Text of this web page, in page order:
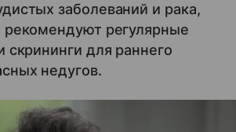
заболеваний и рака,
рекомендуют регулярные
скрининги для раннего
недугов.